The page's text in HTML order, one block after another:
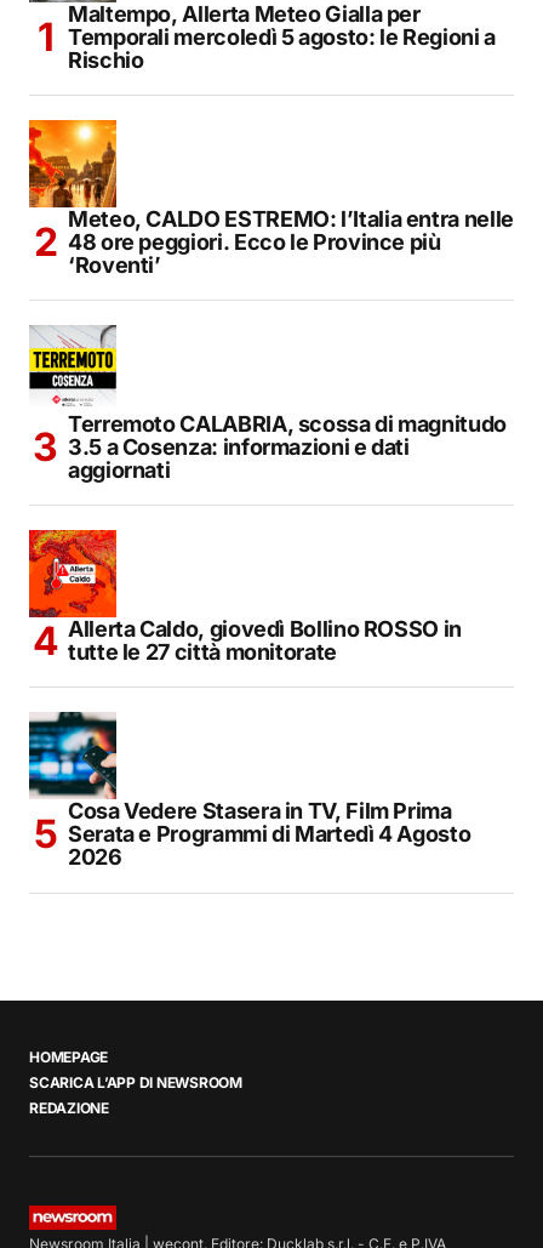
Maltempo, Allerta Meteo Gialla per
Temporali mercoledì 5 agosto: le Regioni a
Rischio
Meteo, CALDO ESTREMO: l’Italia entra nelle
48 ore peggiori. Ecco le Province più
‘Roventi’
Terremoto CALABRIA, scossa di magnitudo
3.5 a Cosenza: informazioni e dati
aggiornati
Allerta Caldo, giovedì Bollino ROSSO in
tutte le 27 città monitorate
Cosa Vedere Stasera in TV, Film Prima
Serata e Programmi di Martedì 4 Agosto
2026
HOMEPAGE
SCARICA L’APP DI NEWSROOM
REDAZIONE
Newsroom Italia | wecont. Editore: Ducklab s.r.l. - C.F. e P.IVA